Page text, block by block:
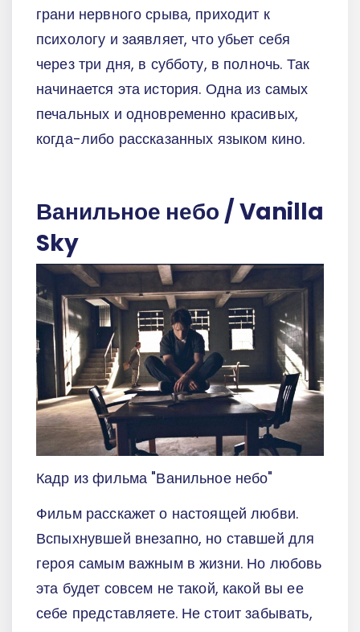
грани нервного срыва, приходит к
психологу и заявляет, что убьет себя
через три дня, в субботу, в полночь. Так
начинается эта история. Одна из самых
печальных и одновременно красивых,
когда-либо рассказанных языком кино.
Ванильное небо / Vanilla
Sky
Кадр из фильма "Ванильное небо"
Фильм расскажет о настоящей любви.
Вспыхнувшей внезапно, но ставшей для
героя самым важным в жизни. Но любовь
эта будет совсем не такой, какой вы ее
себе представляете. Не стоит забывать,